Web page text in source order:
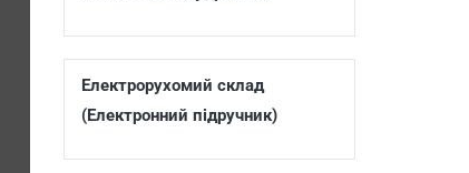
Електрорухомий склад
(Електронний підручник)